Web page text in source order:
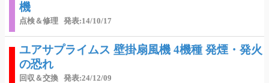
機
点検＆修理 発表:14/10/17
ユアサプライムス 壁掛扇風機 4機種 発煙・発火
の恐れ
回収＆交換 発表:24/12/09